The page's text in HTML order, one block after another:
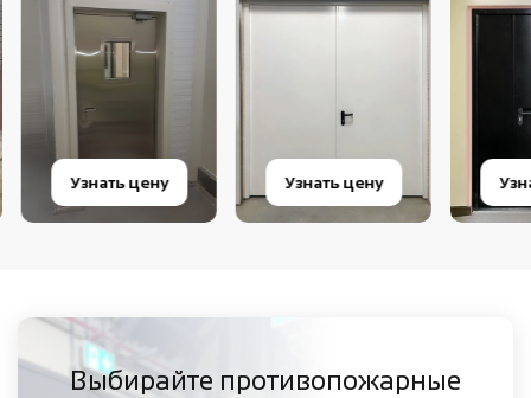
Узнать цену Узнать цену
Выбирайте противопожарные